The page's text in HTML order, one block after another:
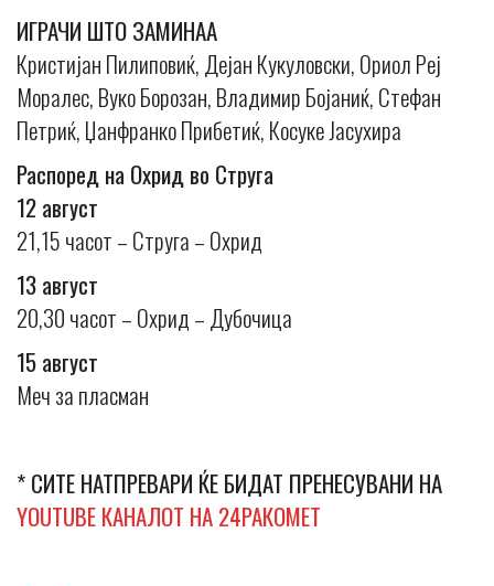
ИГРАЧИ ШТО ЗАМИНАА
Кристијан Пилиповиќ, Дејан Кукуловски, Ориол Реј
Моралес, Вуко Борозан, Владимир Бојаниќ, Стефан
Петриќ, Џанфранко Прибетиќ, Косуке Јасухира
Распоред на Охрид во Струга
12 август
21,15 часот – Струга – Охрид
13 август
20,30 часот – Охрид – Дубочица
15 август
Меч за пласман
* СИТЕ НАТПРЕВАРИ ЌЕ БИДАТ ПРЕНЕСУВАНИ НА
YOUTUBE КАНАЛОТ НА 24РАКОМЕТ